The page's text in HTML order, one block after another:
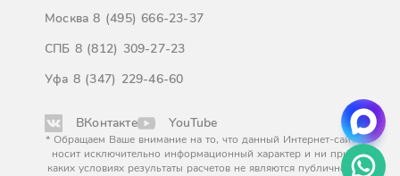
Москва8 (495) 666-23-37
СПБ 8 (812) 309-27-23
Уфа 8 (347) 229-46-60
ВКонтакте YouTube
* Обращаем Ваше внимание на то, что данный Интернет-сайт
носит исключительно информационный характер и ни при
каких условиях результаты расчетов не являются публичной